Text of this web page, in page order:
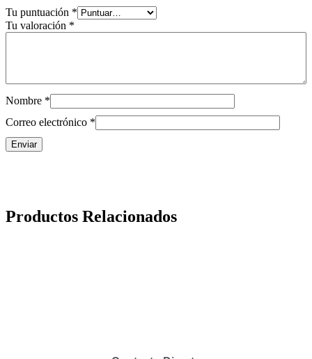
Tu puntuación *
Tu valoración *
Nombre *
Correo electrónico *
Productos Relacionados